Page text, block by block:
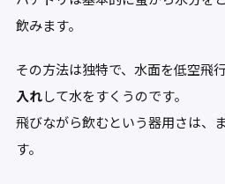
飲みます。
その方法は独特で、水面を低空飛
入れして水をすくうのです。
飛びながら飲むという器用さは、
す。